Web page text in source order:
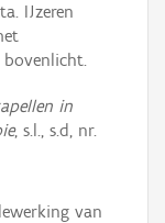
IJzeren
bovenlicht.
in
, s.l., s.d, nr.
van